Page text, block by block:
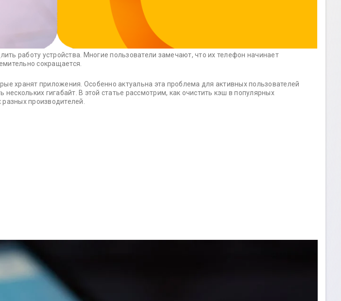
работу устройства. Многие пользователи замечают, что их телефон начинает
сокращается.
хранят приложения. Особенно актуальна эта проблема для активных пользователей
гигабайт. В этой статье рассмотрим, как очистить кэш в популярных
производителей.